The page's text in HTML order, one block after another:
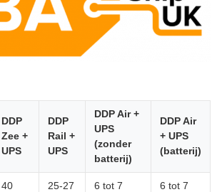
DDP
Zee +
UPS
DDP
Rail +
UPS
DDP Air +
UPS
(zonder
batterij)
DDP Air
+ UPS
(batterij)
40
25-27
6 tot 7
6 tot 7